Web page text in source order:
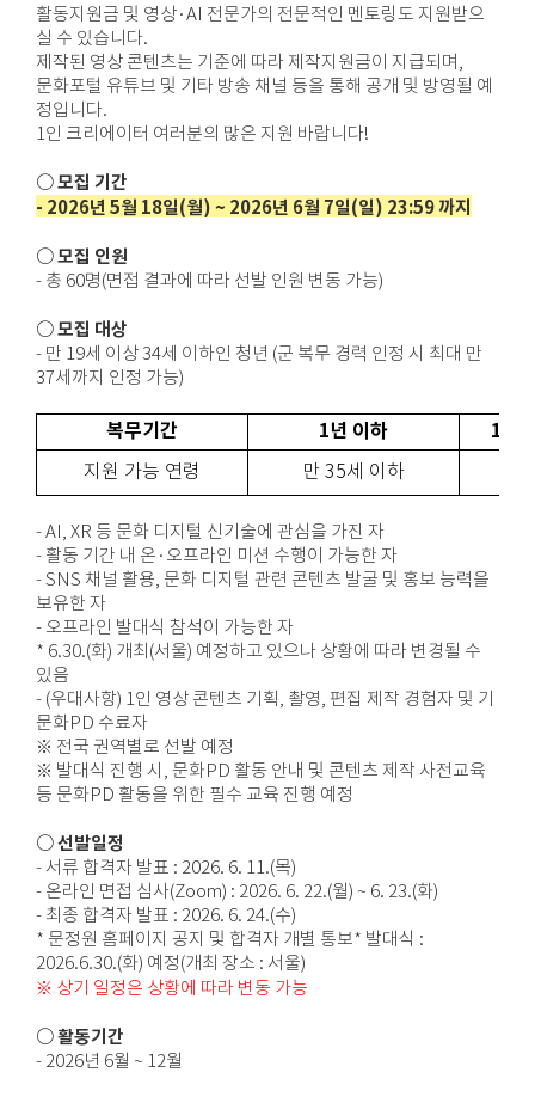
활동지원금 및 영상·AI 전문가의 전문적인 멘토링도 지원받으
실 수 있습니다.
제작된 영상 콘텐츠는 기준에 따라 제작지원금이 지급되며,
문화포털 유튜브 및 기타 방송 채널 등을 통해 공개 및 방영될 예
정입니다.
1인 크리에이터 여러분의 많은 지원 바랍니다!
○ 모집 기간
- 2026년 5월 18일(월) ~ 2026년 6월 7일(일) 23:59 까지
○ 모집 인원
- 총 60명(면접 결과에 따라 선발 인원 변동 가능)
○ 모집 대상
- 만 19세 이상 34세 이하인 청년 (군 복무 경력 인정 시 최대 만
37세까지 인정 가능)
복무기간 1년 이하 1년
지원 가능 연령 만 35세 이하
- AI, XR 등 문화 디지털 신기술에 관심을 가진 자
- 활동 기간 내 온·오프라인 미션 수행이 가능한 자
- SNS 채널 활용, 문화 디지털 관련 콘텐츠 발굴 및 홍보 능력을
보유한 자
- 오프라인 발대식 참석이 가능한 자
* 6.30.(화) 개최(서울) 예정하고 있으나 상황에 따라 변경될 수
있음
- (우대사항) 1인 영상 콘텐츠 기획, 촬영, 편집 제작 경험자 및 기
문화PD 수료자
※ 전국 권역별로 선발 예정
※ 발대식 진행 시, 문화PD 활동 안내 및 콘텐츠 제작 사전교육
등 문화PD 활동을 위한 필수 교육 진행 예정
○ 선발일정
- 서류 합격자 발표 : 2026. 6. 11.(목)
- 온라인 면접 심사(Zoom) : 2026. 6. 22.(월) ~ 6. 23.(화)
- 최종 합격자 발표 : 2026. 6. 24.(수)
* 문정원 홈페이지 공지 및 합격자 개별 통보* 발대식 :
2026.6.30.(화) 예정(개최 장소 : 서울)
※ 상기 일정은 상황에 따라 변동 가능
○ 활동기간
- 2026년 6월 ~ 12월